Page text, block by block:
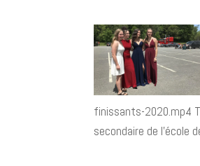
finissants-2020.mp4
secondaire de l’école